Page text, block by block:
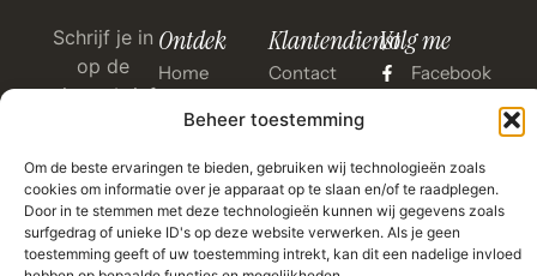
Beheer toestemming
Om de beste ervaringen te bieden, gebruiken wij technologieën zoals
cookies om informatie over je apparaat op te slaan en/of te raadplegen.
Door in te stemmen met deze technologieën kunnen wij gegevens zoals
surfgedrag of unieke ID's op deze website verwerken. Als je geen
toestemming geeft of uw toestemming intrekt, kan dit een nadelige invloed
Schrijf je in
op de
nieuwsbrief
en speciale
acties!
Ontdek
Home
Reisaanbod
Over
Klantendienst
Contact
FAQ
Volg me
Facebook